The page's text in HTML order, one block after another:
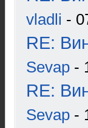
vladli -
RE:
Sevap -
RE:
Sevap -